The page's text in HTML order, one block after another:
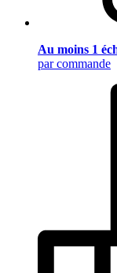
Au moins 1
par commande